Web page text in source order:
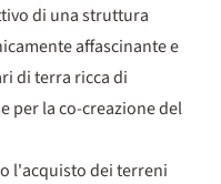
di una struttura
affascinante e
di terra ricca di
per la co-creazione del
l'acquisto dei terreni